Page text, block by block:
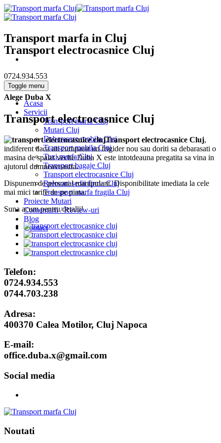
Transport marfa in Cluj
0724.934.553
Toggle menu
Acasa
Servicii
Transport marfa Cluj
Mutari Cluj
Debarasare mobila Cluj
Transport mobila Cluj
Taxi marfa Cluj
Transport bagaje Cluj
Transport electrocasnice Cluj
Relocari sedii firma Cluj
Transport marfa fragila Cluj
Proiecte Mutari
Comentarii / Review-uri
Blog
Contact
Transport electrocasnice Cluj
Alege Duba X
Transport electrocasnice Cluj
Transport electrocasnice Cluj,
indiferent daca ati cumparat un frigider nou sau doriti sa debarasati o
masina de spalat veche Duba X este intotdeauna pregatita sa vina in
ajutorul dumneavoastra.
Dispunem de personal manipulant. Disponibilitate imediata la cele
mai mici tarife de pe piata.
Suna acum pentru detalii!
Telefon:
0724.934.553
0744.703.238
Adresa:
400370 Calea Motilor, Cluj Napoca
E-mail:
office.duba.x@gmail.com
Social media
Noutati